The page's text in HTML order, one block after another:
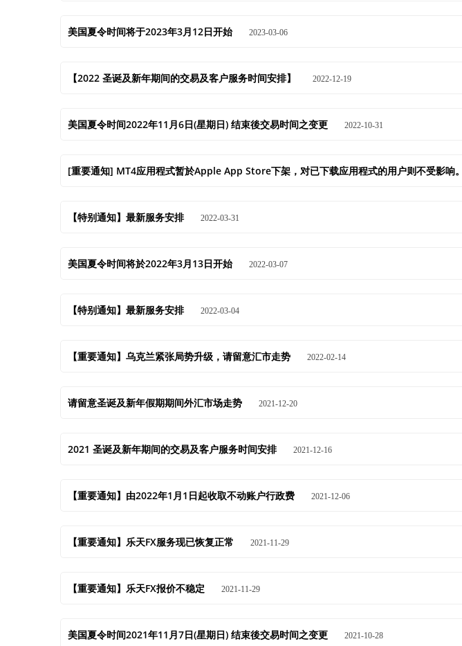
美国夏令时间将于2023年3月12日开始 2023-03-06
【2022 圣诞及新年期间的交易及客户服务时间安排】 2022-12-19
美国夏令时间2022年11月6日(星期日) 结束後交易时间之变更 2022-10-31
[重要通知] MT4应用程式暂於Apple App Store下架，对已下载应用程式的用户则不受影响。
【特别通知】最新服务安排 2022-03-31
美国夏令时间将於2022年3月13日开始 2022-03-07
【特别通知】最新服务安排 2022-03-04
【重要通知】乌克兰紧张局势升级，请留意汇市走势 2022-02-14
请留意圣诞及新年假期期间外汇市场走势 2021-12-20
2021 圣诞及新年期间的交易及客户服务时间安排 2021-12-16
【重要通知】由2022年1月1日起收取不动账户行政费 2021-12-06
【重要通知】乐天FX服务现已恢复正常 2021-11-29
【重要通知】乐天FX报价不稳定 2021-11-29
美国夏令时间2021年11月7日(星期日) 结束後交易时间之变更 2021-10-28